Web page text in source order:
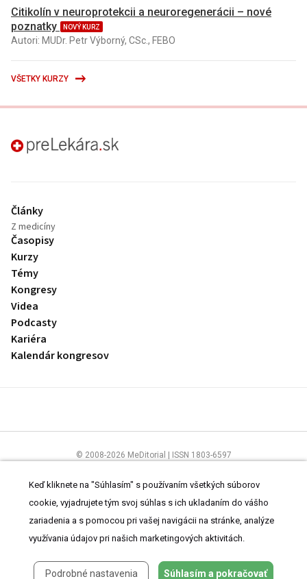
Citikolín v neuroprotekcii a neuroregenerácii – nové
poznatky
NOVÝ KURZ
Autori: MUDr. Petr Výborný, CSc., FEBO
VŠETKY KURZY
preLekára.sk
Články
Z medicíny
Časopisy
Kurzy
Témy
Kongresy
Videa
Podcasty
Kariéra
Kalendár kongresov
© 2008-2026 MeDitorial | ISSN 1803-6597
ČítajteprehlásenieaZásady spracovania osobných údajov
Keď kliknete na "Súhlasím" s používaním všetkých súborov
cookie, vyjadrujete tým svoj súhlas s ich ukladaním do vášho
zariadenia a s pomocou pri vašej navigácii na stránke, analýze
využívania údajov pri našich marketingových aktivitách.
Podrobné nastavenia Súhlasím a pokračovať